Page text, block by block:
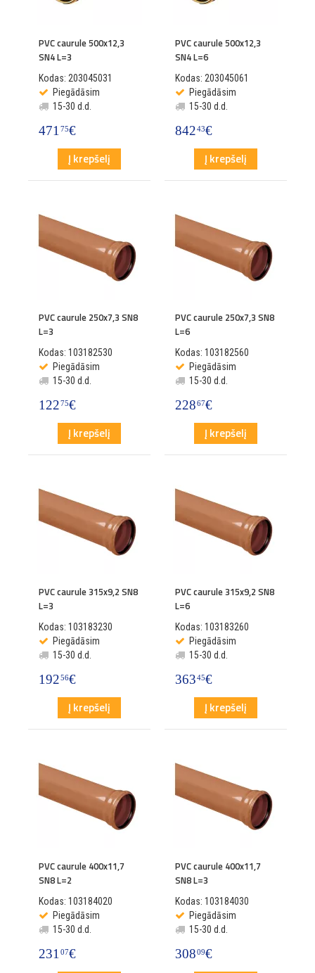
PVC caurule 500x12,3
SN4 L=3
Kodas: 203045031
Piegādāsim
15-30 d.d.
47175€
Į krepšelį
PVC caurule 500x12,3
SN4 L=6
Kodas: 203045061
Piegādāsim
15-30 d.d.
84243€
Į krepšelį
PVC caurule 250x7,3 SN8
L=3
Kodas: 103182530
Piegādāsim
15-30 d.d.
12275€
Į krepšelį
PVC caurule 250x7,3 SN8
L=6
Kodas: 103182560
Piegādāsim
15-30 d.d.
22867€
Į krepšelį
PVC caurule 315x9,2 SN8
L=3
Kodas: 103183230
Piegādāsim
15-30 d.d.
19256€
Į krepšelį
PVC caurule 315x9,2 SN8
L=6
Kodas: 103183260
Piegādāsim
15-30 d.d.
36345€
Į krepšelį
PVC caurule 400x11,7
SN8 L=2
Kodas: 103184020
Piegādāsim
15-30 d.d.
23107€
PVC caurule 400x11,7
SN8 L=3
Kodas: 103184030
Piegādāsim
15-30 d.d.
30809€